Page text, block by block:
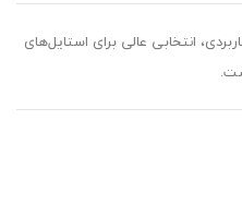
انتخابی عالی برای استایل‌های